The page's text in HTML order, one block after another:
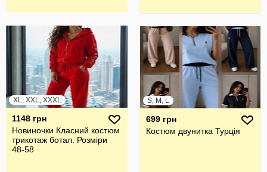
XL, XXL, XXXL
1148 грн
Новиночки Класний костюм
трикотаж ботал. Розміри
48-58
S, M, L
699 грн
Костюм двунитка Турція